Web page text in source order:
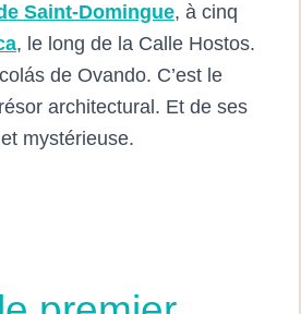
Saint-Domingue, à cinq
, le long de la Calle Hostos.
de Ovando. C’est le
architectural. Et de ses
mystérieuse.